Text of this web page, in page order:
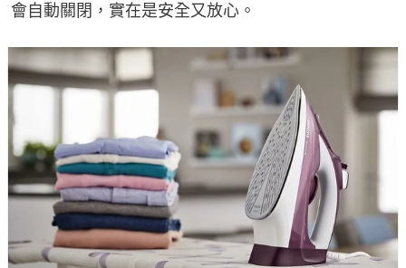
會自動關閉，實在是安全又放心。